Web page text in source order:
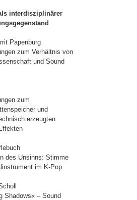
interdisziplinärer
Papenburg
zum Verhältnis von
und Sound
zum
und
erzeugten
des Unsinns: Stimme
im K-Pop
Shadows« – Sound